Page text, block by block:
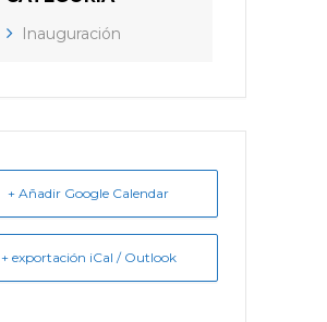
Inauguración
+ Añadir Google Calendar
+ exportación iCal / Outlook